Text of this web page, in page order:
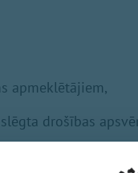
apmeklētājiem,
drošības
sporta